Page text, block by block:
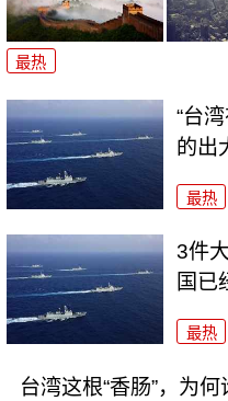
最热
“台
的出
最热
3件
国已
最热
台湾这根“香肠”，为